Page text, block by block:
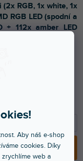
Aby náš e-shop
cookies. Díky
zrychlíme web a
RGB, 1x white, 1x
RGB LED (spodní a
+ 112x amber LED